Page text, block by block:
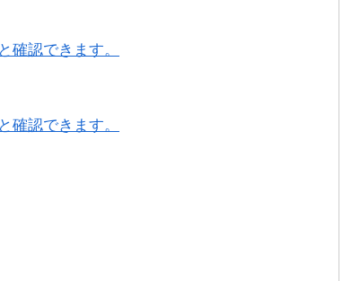
認できます。
認できます。